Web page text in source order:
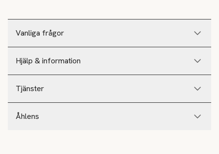
Vanliga frågor
Hjälp & information
Tjänster
Åhlens